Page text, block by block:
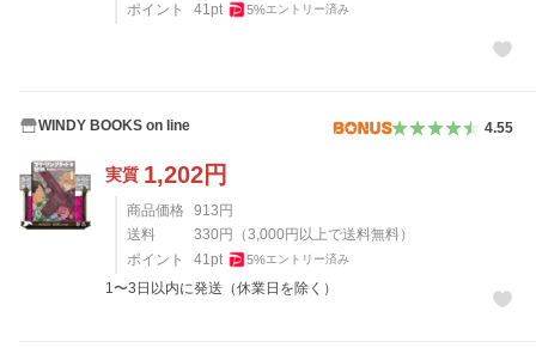
ポイント
41pt 5%エントリー済み
WINDY BOOKS on line 4.55
実質 1,202円
商品価格 913 円
送料
330 円 （3,000 円以上で送料無料）
ポイント
41pt 5%エントリー済み
1〜3日以内に発送（休業日を除く）